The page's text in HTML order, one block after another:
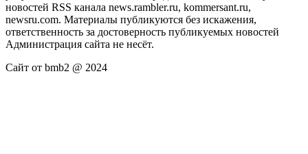
новостей RSS канала news.rambler.ru, kommersant.ru,
newsru.com. Материалы публикуются без искажения,
ответственность за достоверность публикуемых новостей
Администрация сайта не несёт.
Сайт от bmb2 @ 2024